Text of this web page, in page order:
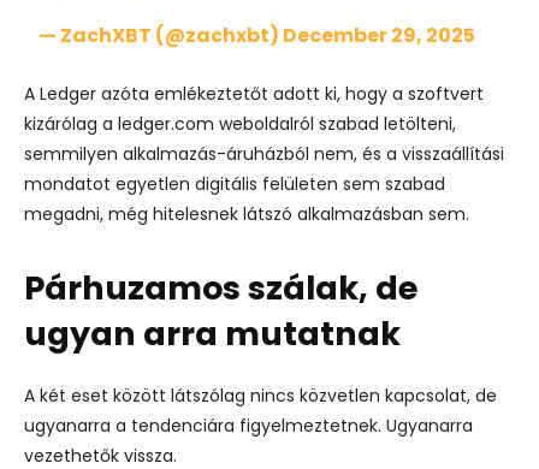
— ZachXBT (@zachxbt) December 29, 2025
A Ledger azóta emlékeztetőt adott ki, hogy a szoftvert
kizárólag a ledger.com weboldalról szabad letölteni,
semmilyen alkalmazás-áruházból nem, és a visszaállítási
mondatot egyetlen digitális felületen sem szabad
megadni, még hitelesnek látszó alkalmazásban sem.
Párhuzamos szálak, de
ugyan arra mutatnak
A két eset között látszólag nincs közvetlen kapcsolat, de
ugyanarra a tendenciára figyelmeztetnek. Ugyanarra
vezethetők vissza.